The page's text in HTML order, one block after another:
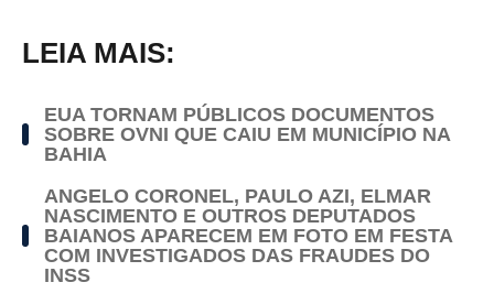
LEIA MAIS:
EUA TORNAM PÚBLICOS DOCUMENTOS
SOBRE OVNI QUE CAIU EM MUNICÍPIO NA
BAHIA
ANGELO CORONEL, PAULO AZI, ELMAR
NASCIMENTO E OUTROS DEPUTADOS
BAIANOS APARECEM EM FOTO EM FESTA
COM INVESTIGADOS DAS FRAUDES DO
INSS